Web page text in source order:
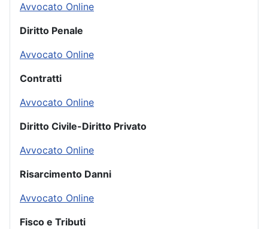
Avvocato Online
Diritto Penale
Avvocato Online
Contratti
Avvocato Online
Diritto Civile-Diritto Privato
Avvocato Online
Risarcimento Danni
Avvocato Online
Fisco e Tributi